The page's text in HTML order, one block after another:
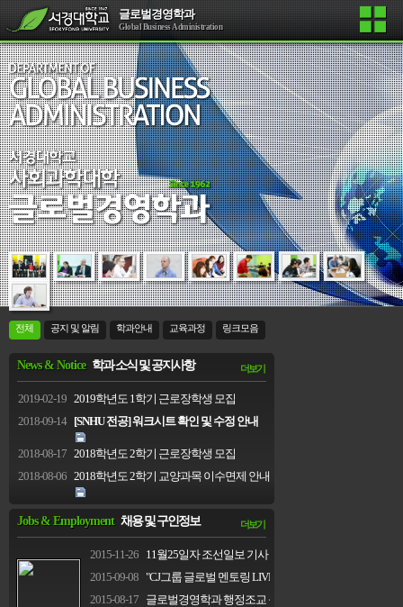
글로벌경영학과
Global Business Administration
전체 공지 및 알림 학과안내 교육과정 링크모음
News & Notice 학과 소식 및 공지사항 더보기
2019-02-19 2019학년도 1학기 근로장학생 모집
2018-09-14 [SNHU 전공] 워크시트 확인 및 수정 안내
2018-08-17 2018학년도 2학기 근로장학생 모집
2018-08-06 2018학년도 2학기 교양과목 이수면제 안내
Jobs & Employment 채용 및 구인정보 더보기
2015-11-26 11월25일자 조선일보 기사 내용입니다.
2015-09-08 "CJ그룹 글로벌 멘토링 LIVE"
2015-08-17 글로벌경영학과 행정조교 구인(상시채용)